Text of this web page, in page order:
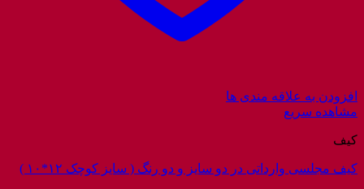
افزودن به علاقه مندی ها
مشاهده سریع
کیف
کیف مجلسی وارداتی در دو سایز و دو رنگ ( سایز کوچک ۱۲*۱۰ )